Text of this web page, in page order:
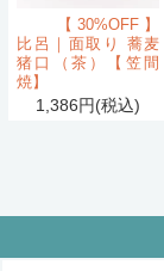
【30%OFF】
比呂｜面取り 蕎麦
猪口（茶）【笠間
焼】
1,386円(税込)